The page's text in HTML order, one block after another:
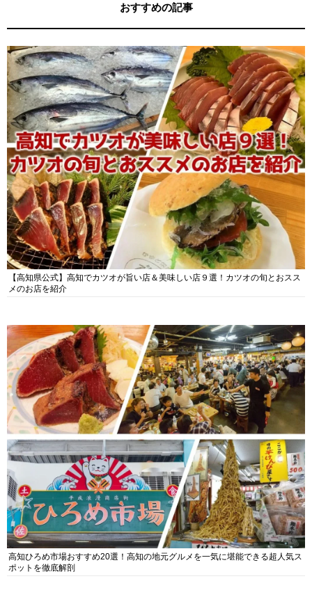
おすすめの記事
【高知県公式】高知でカツオが旨い店＆美味しい店９選！カツオの旬とおスス
メのお店を紹介
高知ひろめ市場おすすめ20選！高知の地元グルメを一気に堪能できる超人気ス
ポットを徹底解剖